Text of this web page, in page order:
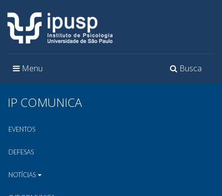
Toggle
Busca
Toggle
Menu
IP COMUNICA
EVENTOS
DEFESAS
NOTÍCIAS